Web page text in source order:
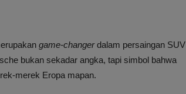
game-changerdalam persaingan SUV
bukan sekadar angka, tapi simbol bahwa
merek Eropa mapan.